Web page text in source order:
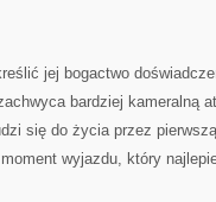
jej bogactwo
bardziej kameralną
się do życia przez
wyjazdu, który